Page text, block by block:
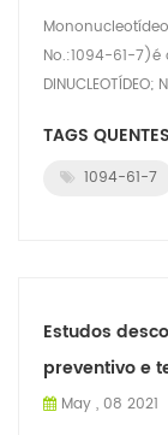
No.:1094-61-7)é
TAGS
1094-61-7
Estudos
preventivo e
May , 08 2021